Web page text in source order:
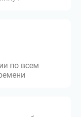
по всем